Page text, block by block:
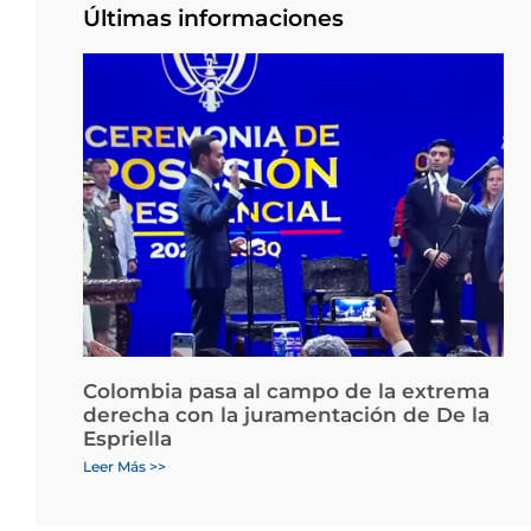
Últimas informaciones
Colombia pasa al campo de la extrema
derecha con la juramentación de De la
Espriella
Leer Más >>